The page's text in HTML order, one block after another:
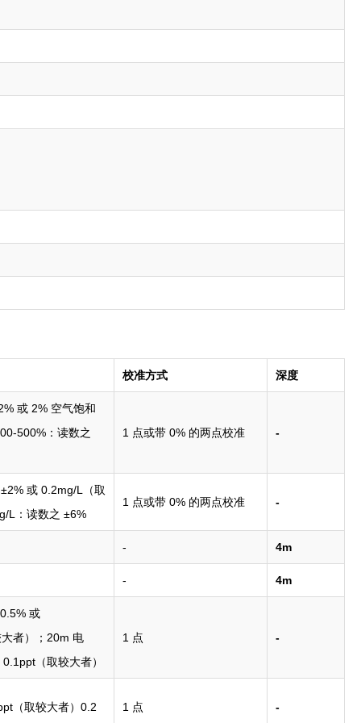
校准方式 深度
或 2% 空气饱和
500%：读数之
1 点或带 0% 的两点校准 -
或 0.2mg/L（取
L：读数之 ±6%
1 点或带 0% 的两点校准 -
- 4m
- 4m
或
者）；20m 电
（取较大者）
1 点 -
（取较大者）0.2 1 点 -